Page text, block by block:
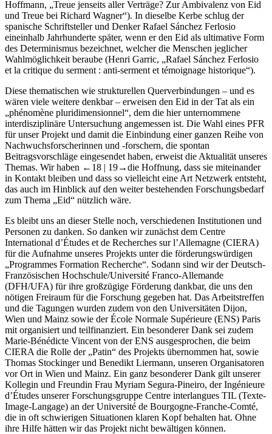
Hoffmann, „Treue jenseits aller Verträge? Zur Ambivalenz von Eid
und Treue bei Richard Wagner“). In dieselbe Kerbe schlug der
spanische Schriftsteller und Denker Rafael Sánchez Ferlosio
eineinhalb Jahrhunderte später, wenn er den Eid als ultimative Form
des Determinismus bezeichnet, welcher die Menschen jeglicher
Wahlmöglichkeit beraube (Henri Garric, „Rafael Sánchez Ferlosio
et la critique du serment : anti-serment et témoignage historique“).
Diese thematischen wie strukturellen Querverbindungen – und es
wären viele weitere denkbar – erweisen den Eid in der Tat als ein
„phénomène pluridimensionnel“, dem die hier unternommene
interdisziplinäre Untersuchung angemessen ist. Die Wahl eines PFR
für unser Projekt und damit die Einbindung einer ganzen Reihe von
Nachwuchsforscherinnen und -forschern, die spontan
Beitragsvorschläge eingesendet haben, erweist die Aktualität unseres
Themas. Wir haben ←18 | 19→die Hoffnung, dass sie miteinander
in Kontakt bleiben und dass so vielleicht eine Art Netzwerk entsteht,
das auch im Hinblick auf den weiter bestehenden Forschungsbedarf
zum Thema „Eid“ nützlich wäre.
Es bleibt uns an dieser Stelle noch, verschiedenen Institutionen und
Personen zu danken. So danken wir zunächst dem Centre
International d’Études et de Recherches sur l’Allemagne (CIERA)
für die Aufnahme unseres Projekts unter die förderungswürdigen
„Programmes Formation Recherche“. Sodann sind wir der Deutsch-
Französischen Hochschule/Université Franco-Allemande
(DFH/UFA) für ihre großzügige Förderung dankbar, die uns den
nötigen Freiraum für die Forschung gegeben hat. Das Arbeitstreffen
und die Tagungen wurden zudem von den Universitäten Dijon,
Wien und Mainz sowie der École Normale Supérieure (ENS) Paris
mit organisiert und teilfinanziert. Ein besonderer Dank sei zudem
Marie-Bénédicte Vincent von der ENS ausgesprochen, die beim
CIERA die Rolle der „Patin“ des Projekts übernommen hat, sowie
Thomas Stockinger und Benedikt Liermann, unseren Organisatoren
vor Ort in Wien und Mainz. Ein ganz besonderer Dank gilt unserer
Kollegin und Freundin Frau Myriam Segura-Pineiro, der Ingénieure
d’Études unserer Forschungsgruppe Centre interlangues TIL (Texte-
Image-Langage) an der Université de Bourgogne-Franche-Comté,
die in oft schwierigen Situationen klaren Kopf behalten hat. Ohne
ihre Hilfe hätten wir das Projekt nicht bewältigen können.